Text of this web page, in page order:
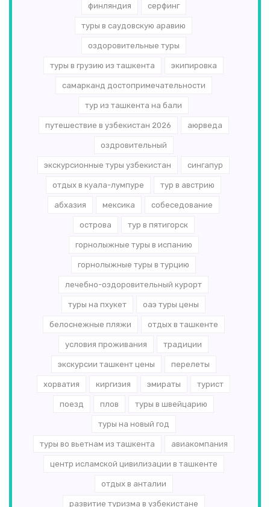
финляндия серфинг
туры в саудовскую аравию
оздоровительные туры
туры в грузию из ташкента экипировка
самарканд достопримечательности
тур из ташкента на бали
путешествие в узбекистан 2026 аюрведа
оздровительный
экскурсионные туры узбекистан сингапур
отдых в куала-лумпуре тур в австрию
абхазия мексика собеседование
острова тур в пятигорск
горнолыжные туры в испанию
горнолыжные туры в турцию
лечебно-оздоровительный курорт
туры на пхукет оаэ туры цены
белоснежные пляжи отдых в ташкенте
условия проживания традиции
экскурсии ташкент цены перелеты
хорватия киргизия эмираты турист
поезд плов туры в швейцарию
туры на новый год
туры во вьетнам из ташкента авиакомпания
центр исламской цивилизации в ташкенте
отдых в анталии
развитие туризма в узбекистане